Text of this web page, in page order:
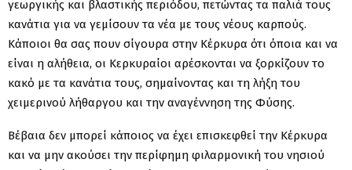
γεωργικής και βλαστικής περιόδου, πετώντας τα παλιά τους
κανάτια για να γεμίσουν τα νέα με τους νέους καρπούς.
Κάποιοι θα σας πουν σίγουρα στην Κέρκυρα ότι όποια και να
είναι η αλήθεια, οι Κερκυραίοι αρέσκονται να ξορκίζουν το
κακό με τα κανάτια τους, σημαίνοντας και τη λήξη του
χειμερινού λήθαργου και την αναγέννηση της Φύσης.
Βέβαια δεν μπορεί κάποιος να έχει επισκεφθεί την Κέρκυρα
και να μην ακούσει την περίφημη φιλαρμονική του νησιού